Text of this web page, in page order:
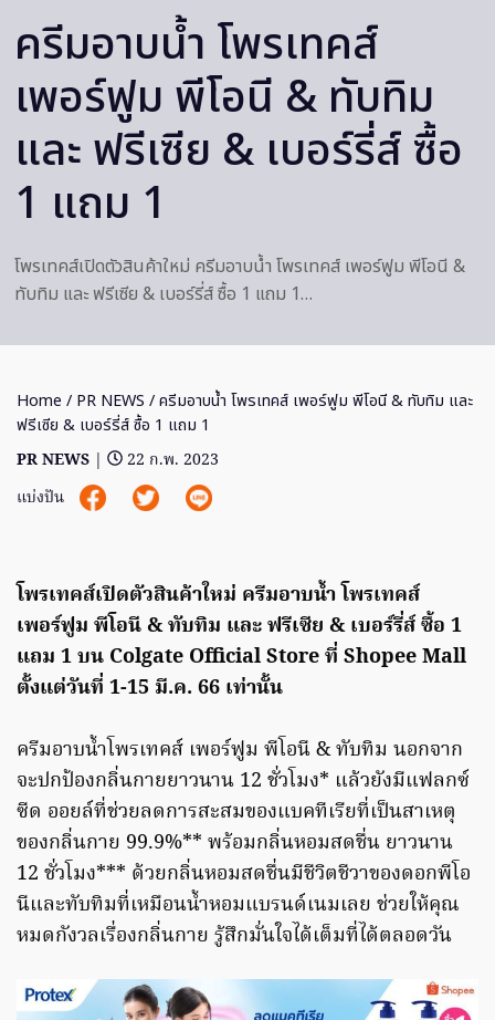
ครีมอาบน้ำ โพรเทคส์
เพอร์ฟูม พีโอนี & ทับทิม
และ ฟรีเซีย & เบอร์รี่ส์ ซื้อ
1 แถม 1
โพรเทคส์เปิดตัวสินค้าใหม่ ครีมอาบน้ำ โพรเทคส์ เพอร์ฟูม พีโอนี &
ทับทิม และ ฟรีเซีย & เบอร์รี่ส์ ซื้อ 1 แถม 1…
Home / PR NEWS / ครีมอาบน้ำ โพรเทคส์ เพอร์ฟูม พีโอนี & ทับทิม และ
ฟรีเซีย & เบอร์รี่ส์ ซื้อ 1 แถม 1
PR NEWS |
22 ก.พ. 2023
แบ่งปัน
โพรเทคส์เปิดตัวสินค้าใหม่ ครีมอาบน้ำ โพรเทคส์
เพอร์ฟูม พีโอนี & ทับทิม และ ฟรีเซีย & เบอร์รี่ส์ ซื้อ 1
แถม 1 บน Colgate Official Store ที่ Shopee Mall
ตั้งแต่วันที่ 1-15 มี.ค. 66 เท่านั้น
ครีมอาบน้ำโพรเทคส์ เพอร์ฟูม พีโอนี & ทับทิม นอกจาก
จะปกป้องกลิ่นกายยาวนาน 12 ชั่วโมง* แล้วยังมีแฟลกซ์
ซีด ออยล์ที่ช่วยลดการสะสมของแบคทีเรียที่เป็นสาเหตุ
ของกลิ่นกาย 99.9%** พร้อมกลิ่นหอมสดชื่น ยาวนาน
12 ชั่วโมง*** ด้วยกลิ่นหอมสดชื่นมีชีวิตชีวาของดอกพีโอ
นีและทับทิมที่เหมือนน้ำหอมแบรนด์เนมเลย ช่วยให้คุณ
หมดกังวลเรื่องกลิ่นกาย รู้สึกมั่นใจได้เต็มที่ได้ตลอดวัน